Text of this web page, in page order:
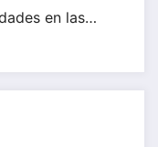
en las…